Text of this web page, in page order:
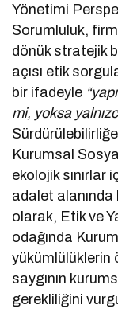
Yönetimi
Sorumluluk,
dönük stratejik
açısı etik
bir ifadeyle
mi, yoksa
Kurumsal
ekolojik
adalet alanında
olarak, Etik ve
odağında
yükümlülüklerin
saygının
gerekliliğini